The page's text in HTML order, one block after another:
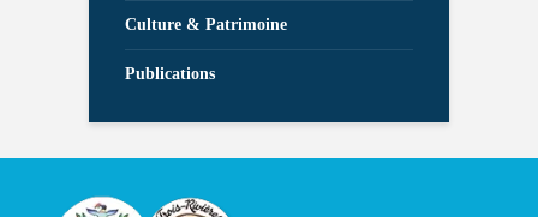
Culture & Patrimoine
Publications